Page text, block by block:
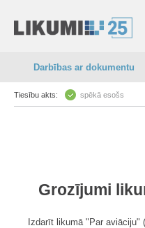
Darbības ar dokumentu
Tiesību akts: spēkā esošs
Grozījumi
Izdarīt likumā "Par aviāciju"